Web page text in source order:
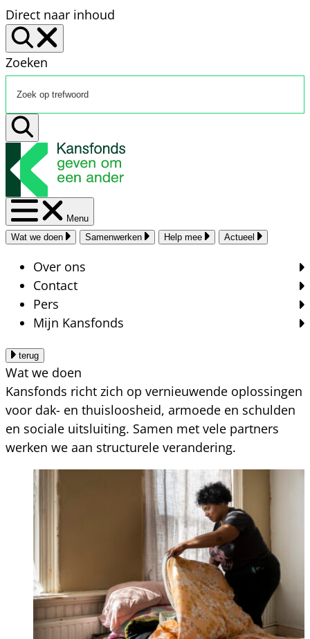
Direct naar inhoud
Zoeken
Menu
Wat we doen
Samenwerken Help mee Actueel
Over ons
Contact
Pers
Mijn Kansfonds
terug
Wat we doen
Kansfonds richt zich op vernieuwende oplossingen
voor dak- en thuisloosheid, armoede en schulden
en sociale uitsluiting. Samen met vele partners
werken we aan structurele verandering.